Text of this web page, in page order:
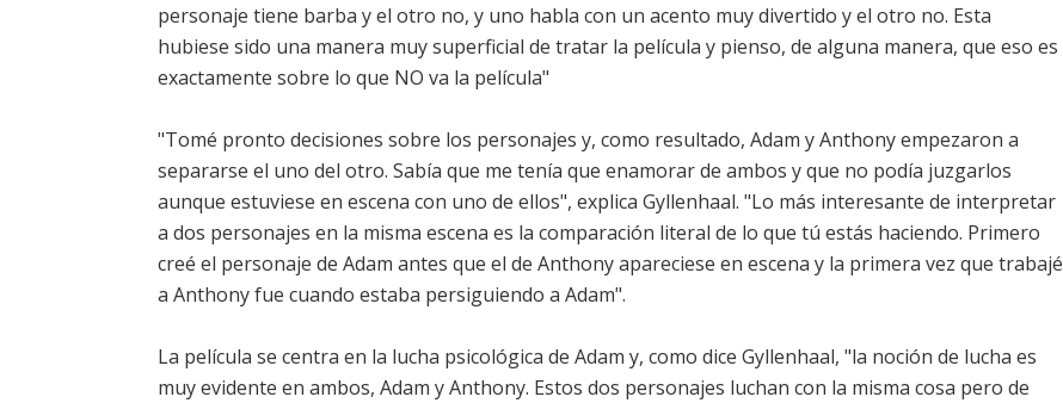
personaje tiene barba y el otro no, y uno habla con un acento muy divertido y el otro no. Esta
hubiese sido una manera muy superficial de tratar la película y pienso, de alguna manera, que eso es
exactamente sobre lo que NO va la película"
"Tomé pronto decisiones sobre los personajes y, como resultado, Adam y Anthony empezaron a
separarse el uno del otro. Sabía que me tenía que enamorar de ambos y que no podía juzgarlos
aunque estuviese en escena con uno de ellos", explica Gyllenhaal. "Lo más interesante de interpretar
a dos personajes en la misma escena es la comparación literal de lo que tú estás haciendo. Primero
creé el personaje de Adam antes que el de Anthony apareciese en escena y la primera vez que trabajé
a Anthony fue cuando estaba persiguiendo a Adam".
La película se centra en la lucha psicológica de Adam y, como dice Gyllenhaal, "la noción de lucha es
muy evidente en ambos, Adam y Anthony. Estos dos personajes luchan con la misma cosa pero de